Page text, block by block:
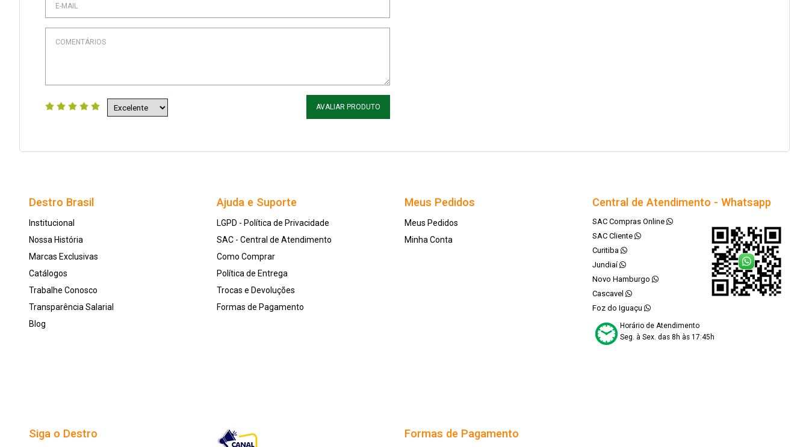
AVALIAR PRODUTO
Destro Brasil
Institucional
Nossa História
Marcas Exclusivas
Catálogos
Trabalhe Conosco
Transparência Salarial
Blog
Ajuda e Suporte
LGPD - Política de Privacidade
SAC - Central de Atendimento
Como Comprar
Política de Entrega
Trocas e Devoluções
Formas de Pagamento
Meus Pedidos
Meus Pedidos
Minha Conta
Central de Atendimento - Whatsapp
SAC Compras Online
SAC Cliente
Curitiba
Jundiaí
Novo Hamburgo
Cascavel
Foz do Iguaçu
Horário de Atendimento
Seg. à Sex. das 8h às 17:45h
Siga o Destro Formas de Pagamento